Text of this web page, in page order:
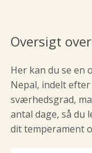
Oversigt
Her kan du se
Nepal, indelt
sværhedsgrad,
antal dage, så du
dit temperament